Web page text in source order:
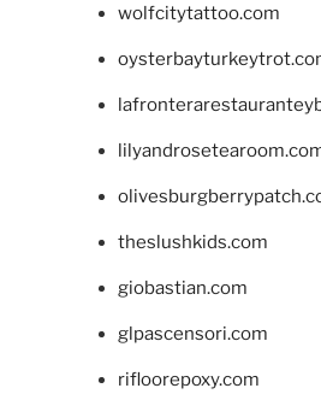
wolfcitytattoo.com
theslushkids.com
giobastian.com
glpascensori.com
rifloorepoxy.com